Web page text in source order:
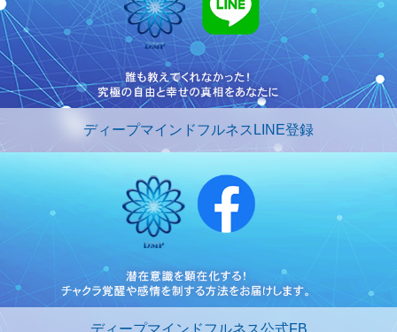
ディープマインドフルネスLINE登録
ディープマインドフルネス公式FB